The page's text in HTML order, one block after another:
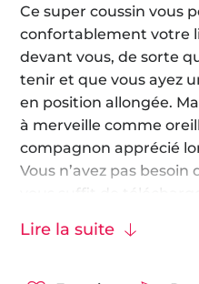
Ce super coussin vous
confortablement votre
devant vous, de sorte
tenir et que vous ayez
en position allongée.
à merveille comme
compagnon apprécié
Vous n’avez pas
vous suffit de
Ce coussin de lecture
Lire la suite